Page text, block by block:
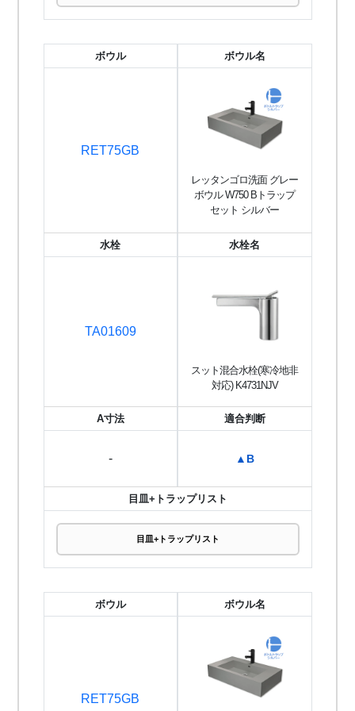
ボウル
RET75GB
ボウル名
レッタンゴロ洗面 グレー
ボウル W750 Bトラップ
セット シルバー
水栓
TA01609
水栓名
スット混合水栓(寒冷地非
対応) K4731NJV
A寸法
-
適合判断
▲B
目皿+トラップリスト
目皿+トラップリスト
ボウル
RET75GB
ボウル名